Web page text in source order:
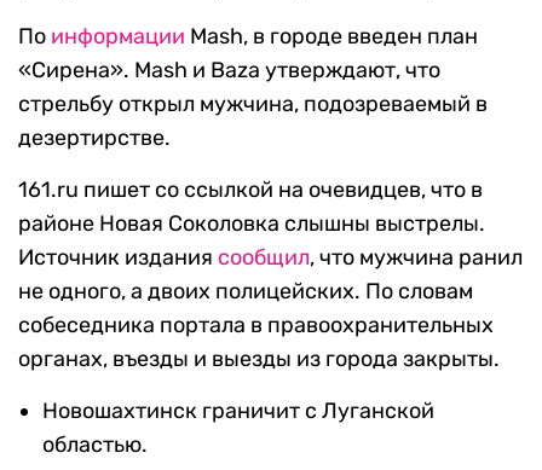
По информации Mash, в городе введен план
«Сирена». Mash и Baza утверждают, что
стрельбу открыл мужчина, подозреваемый в
дезертирстве.
161.ru пишет со ссылкой на очевидцев, что в
районе Новая Соколовка слышны выстрелы.
Источник издания сообщил, что мужчина ранил
не одного, а двоих полицейских. По словам
собеседника портала в правоохранительных
органах, въезды и выезды из города закрыты.
Новошахтинск граничит с Луганской
областью.